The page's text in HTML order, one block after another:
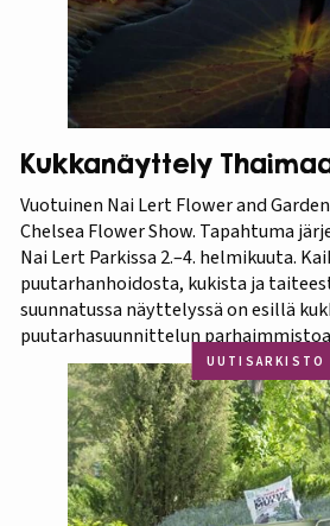
Kukkanäyttely
Vuotuinen Nai Lert Flower and
Chelsea Flower Show. Tapahtuma
Nai Lert Parkissa 2.–4. helmikuuta.
puutarhanhoidosta, kukista ja
suunnatussa näyttelyssä on esillä
puutarhasuunnittelun
tapahtuma on osa Amazing Thailand
pyrkii piristämään Thaimaan
Thaimaa tunnetaan erittäin
kasvistostaan,…
UUTISARKISTO